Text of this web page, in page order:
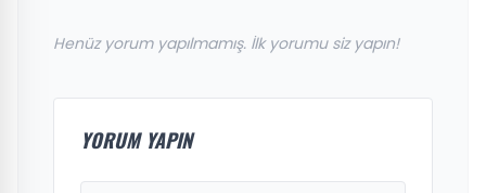
Henüz yorum yapılmamış. İlk yorumu siz yapın!
YORUM YAPIN